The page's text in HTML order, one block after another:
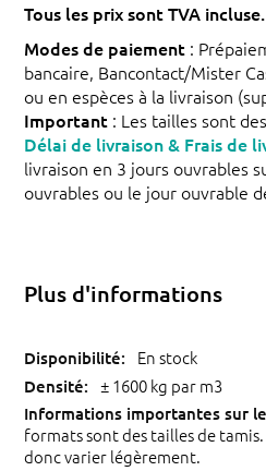
Tous les prix sont TVA incluse.
Modes de paiement :
bancaire, Bancontact/Mister
ou en espèces à la livraison
Important : Les tailles sont
Délai de livraison & Frais de
livraison en 3 jours ouvrables
ouvrables ou le jour ouvrable
Plus d'informations
En stock
± 1600 kg par m3
formats sont des tailles de
donc varier légèrement.